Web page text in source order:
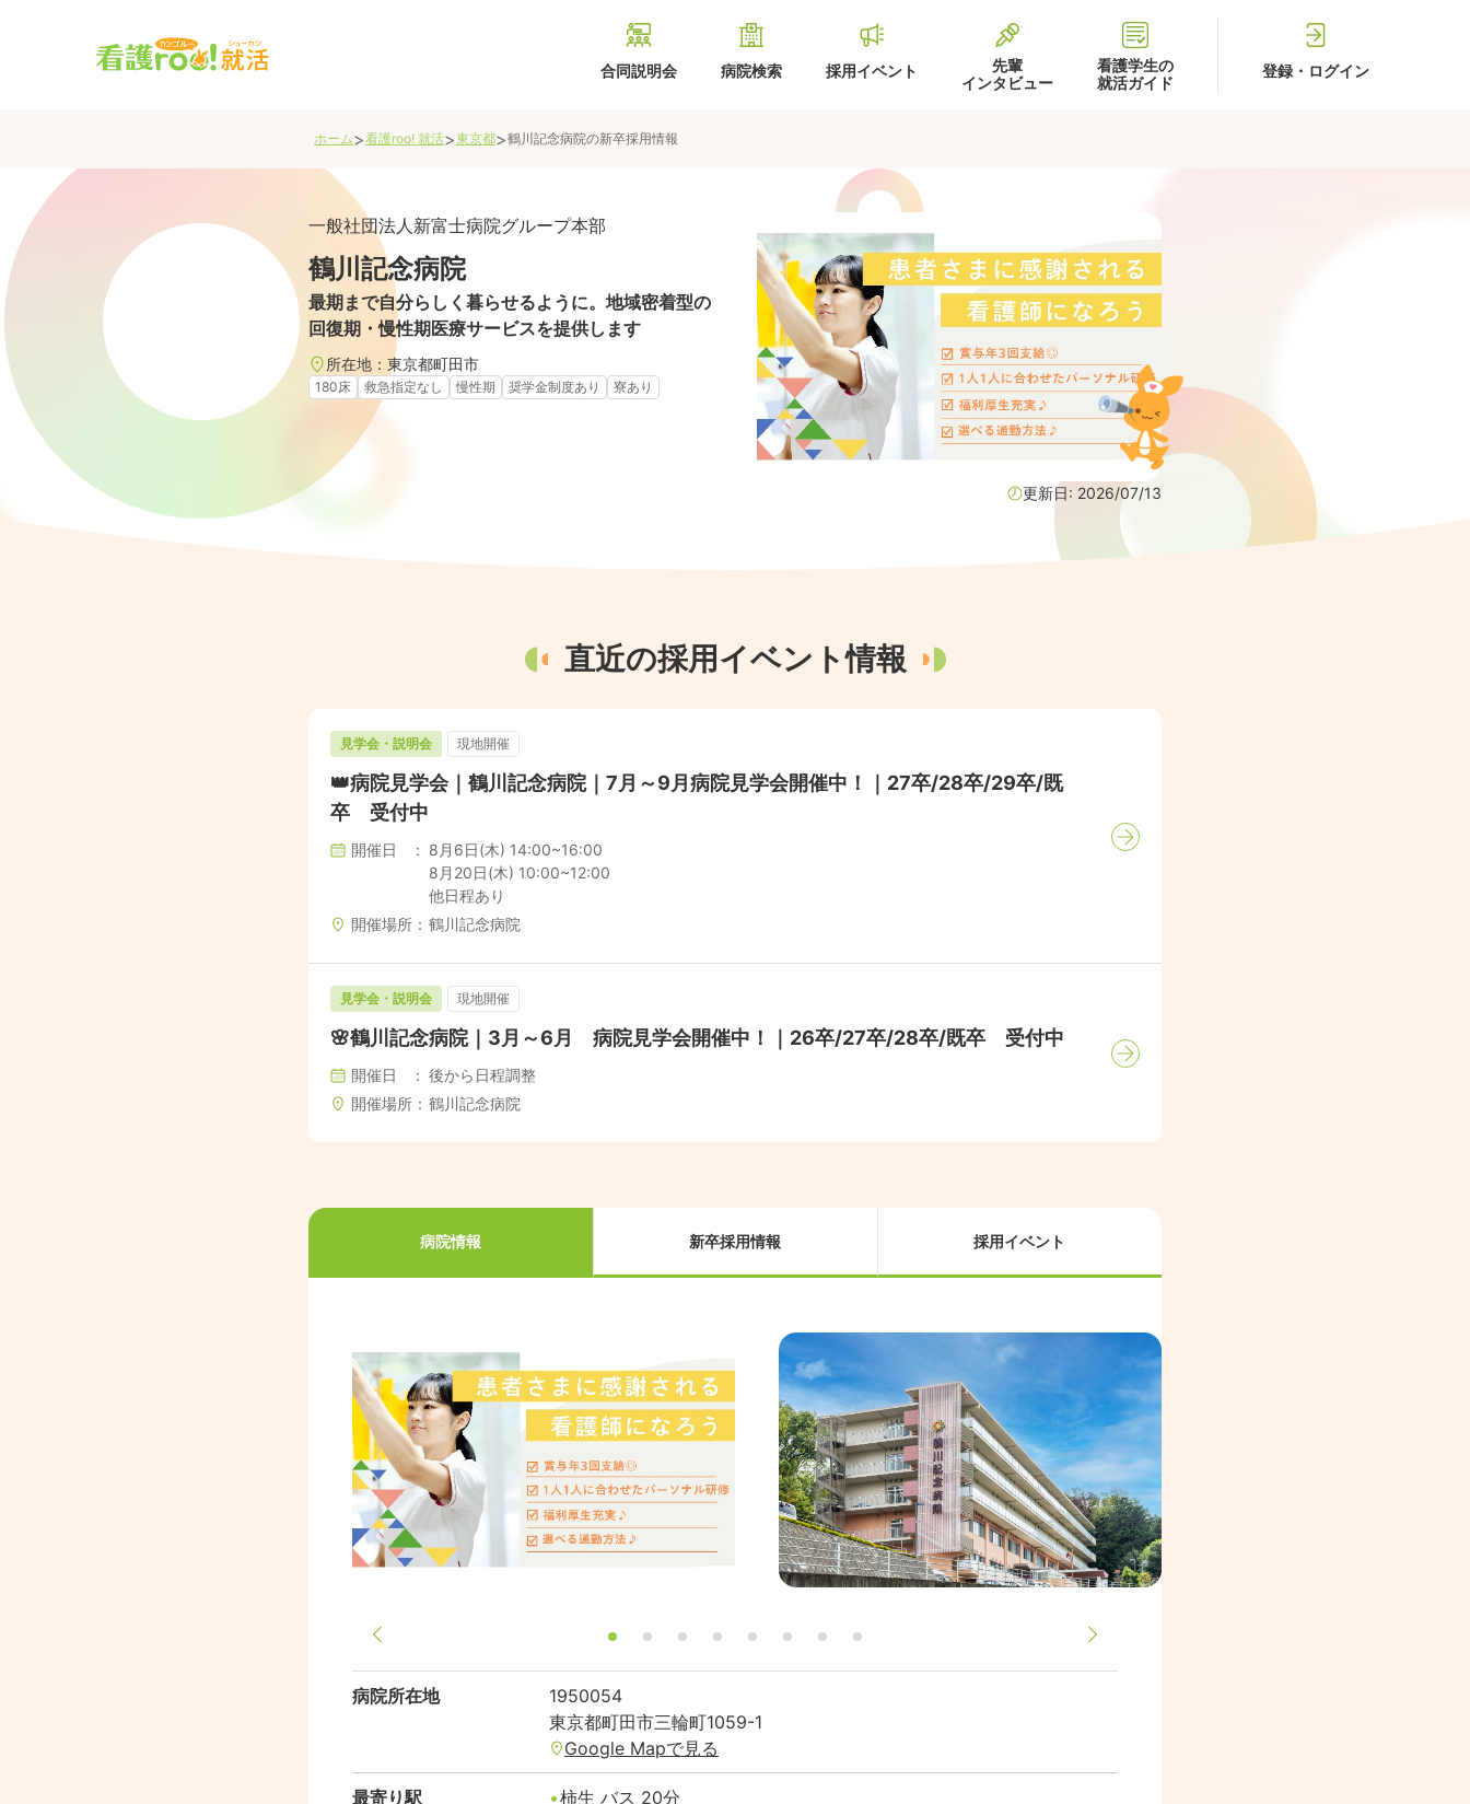
合同説明会 病院検索 採用イベント
先輩
インタビュー
看護学生の
就活ガイド
登録・ログイン
ホーム>看護roo! 就活>東京都>鶴川記念病院の新卒採用情報
一般社団法人新富士病院グループ本部
鶴川記念病院
最期まで自分らしく暮らせるように。地域密着型の
回復期・慢性期医療サービスを提供します
所在地： 東京都町田市
180床 救急指定なし 慢性期 奨学金制度あり 寮あり
更新日: 2026/07/13
直近の採用イベント情報
見学会・説明会 現地開催
👑病院見学会｜鶴川記念病院｜7月～9月病院見学会開催中！｜27卒/28卒/29卒/既
卒 受付中
開催日
8月6日(木) 14:00~16:00
8月20日(木) 10:00~12:00
他日程あり
開催場所
鶴川記念病院
見学会・説明会 現地開催
🌸鶴川記念病院｜3月～6月 病院見学会開催中！｜26卒/27卒/28卒/既卒 受付中
開催日
後から日程調整
開催場所
鶴川記念病院
病院情報 新卒採用情報 採用イベント
病院所在地
1950054
東京都町田市三輪町1059-1
Google Mapで見る
最寄り駅 柿生 バス 20分